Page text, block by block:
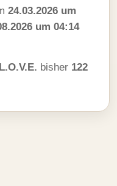
24.03.2026 um
um 04:14
L.O.V.E. bisher 122